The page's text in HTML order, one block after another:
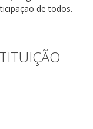
de todos.